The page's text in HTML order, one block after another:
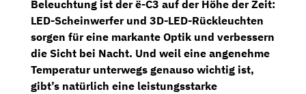
Beleuchtung ist der ë-C3 auf der Höhe der Zeit:
LED-Scheinwerferund 3D-LED-Rückleuchten
sorgen für eine markante Optik und verbessern
die Sicht bei Nacht. Und weil eine angenehme
Temperatur unterwegs genauso wichtig ist,
gibt’s natürlich eine leistungsstarke